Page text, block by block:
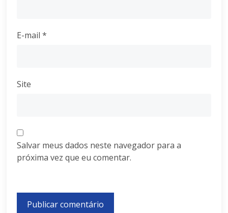
E-mail*
Site
Salvar meus dados neste navegador para a
próxima vez que eu comentar.